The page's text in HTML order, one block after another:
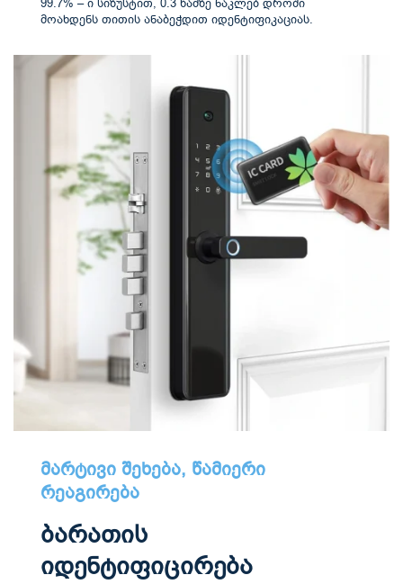
99.7% – ი სიზუსტით, 0.3 წამზე ნაკლებ დროში
მოახდენს თითის ანაბეჭდით იდენტიფიკაციას.
მარტივი შეხება, წამიერი
რეაგირება
ბარათის
იდენტიფიცირება